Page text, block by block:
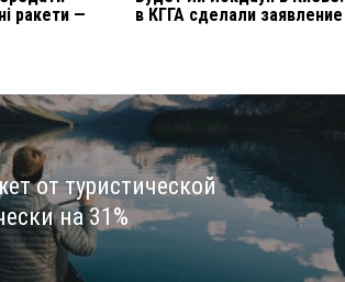
ракети —
в КГГА сделали заявление
от туристической
на 31%